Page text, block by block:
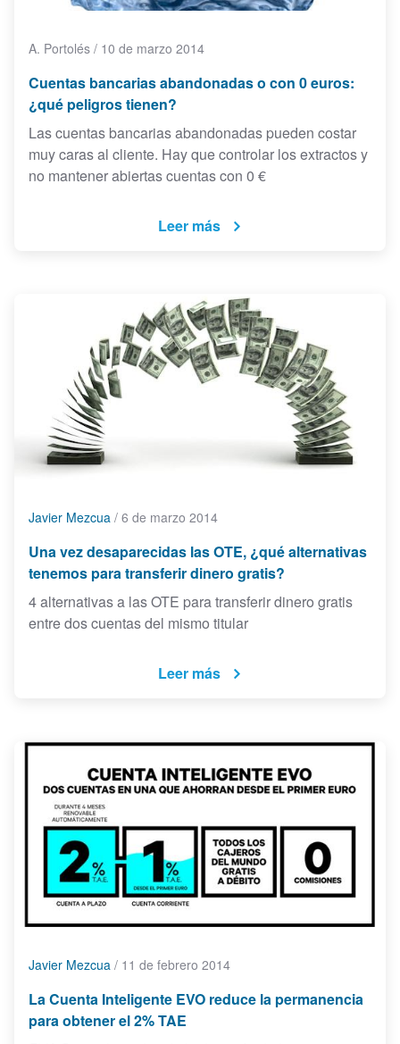
A. Portolés / 10 de marzo 2014
Cuentas bancarias abandonadas o con 0 euros:
¿qué peligros tienen?
Las cuentas bancarias abandonadas pueden costar
muy caras al cliente. Hay que controlar los extractos y
no mantener abiertas cuentas con 0 €
Leer más
Javier Mezcua / 6 de marzo 2014
Una vez desaparecidas las OTE, ¿qué alternativas
tenemos para transferir dinero gratis?
4 alternativas a las OTE para transferir dinero gratis
entre dos cuentas del mismo titular
Leer más
Javier Mezcua / 11 de febrero 2014
La Cuenta Inteligente EVO reduce la permanencia
para obtener el 2% TAE